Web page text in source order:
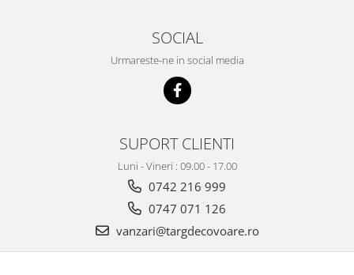
SOCIAL
Urmareste-ne in social media
SUPORT CLIENTI
Luni - Vineri : 09.00 - 17.00
0742 216 999
0747 071 126
vanzari@targdecovoare.ro